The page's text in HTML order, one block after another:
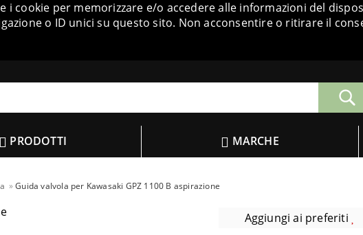
cookie per memorizzare e/o accedere alle informazioni del
o ID unici su questo sito. Non acconsentire o ritirare il
PRODOTTI MARCHE
Guida valvola per Kawasaki GPZ 1100 B aspirazione
Aggiungi ai preferiti